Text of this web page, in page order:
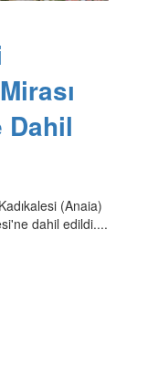
(Anaia)
dahil edildi....